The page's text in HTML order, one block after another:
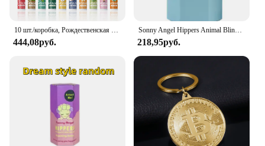
10 шт./коробка, Рождественская Подарочная коробка, набор бальзама для губ, глубоко увлажняющий крем для губ, Осветляющий цвет губ, подарок для женщин
444,08руб.
Sonny Angel Hippers Animal Blind Box Series Healing Trendy Car Mobile Phone Ornaments Dumplings Children'S Toys Christmas Gift
218,95руб.